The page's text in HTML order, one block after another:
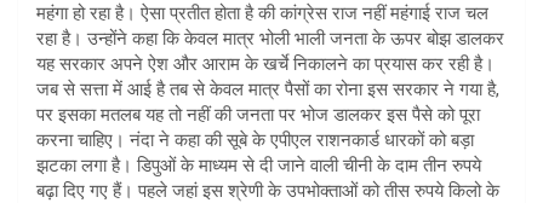
महंगा हो रहा है। ऐसा प्रतीत होता है की कांग्रेस राज नहीं महंगाई राज चल
रहा है। उन्होंने कहा कि केवल मात्र भोली भाली जनता के ऊपर बोझ डालकर
यह सरकार अपने ऐश और आराम के खर्चे निकालने का प्रयास कर रही है।
जब से सत्ता में आई है तब से केवल मात्र पैसों का रोना इस सरकार ने गया है,
पर इसका मतलब यह तो नहीं की जनता पर भोज डालकर इस पैसे को पूरा
करना चाहिए। नंदा ने कहा की सूबे के एपीएल राशनकार्ड धारकों को बड़ा
झटका लगा है। डिपुओं के माध्यम से दी जाने वाली चीनी के दाम तीन रुपये
बढ़ा दिए गए हैं। पहले जहां इस श्रेणी के उपभोक्ताओं को तीस रुपये किलो के